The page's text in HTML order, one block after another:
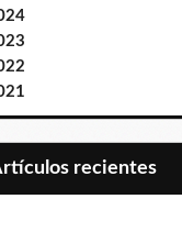
Artículos recientes